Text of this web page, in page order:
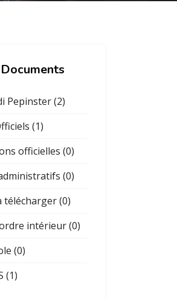
Pepinster (2)
(1)
officielles (0)
(0)
(0)
intérieur (0)
(0)
(1)